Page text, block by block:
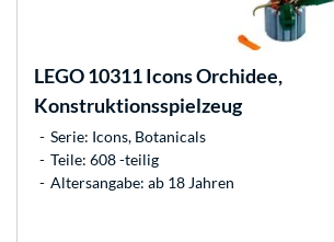
LEGO10311 Icons Orchidee,
Konstruktionsspielzeug
Serie: Icons, Botanicals
Teile: 608 -teilig
Altersangabe: ab 18 Jahren